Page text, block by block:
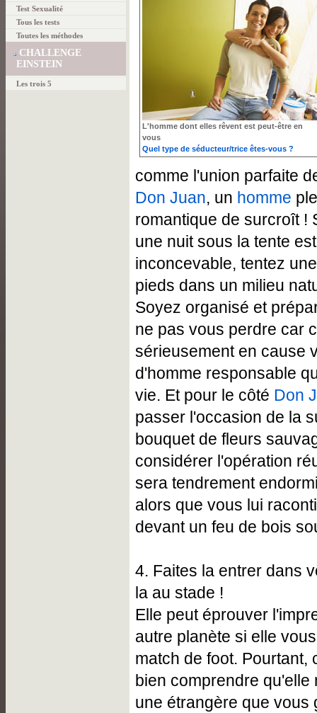
Test Sexualité
Tous les tests
Toutes les méthodes
CHALLENGE
EINSTEIN
Les trois 5
L'homme dont elles rêvent est peut-être en
vous
Quel type de séducteur/trice êtes-vous ?
comme l'union parfaite
Don Juan, un homme
romantique de surcroît !
une nuit sous la tente
inconcevable, tentez
pieds dans un milieu
Soyez organisé et
ne pas vous perdre car
sérieusement en cause
d'homme responsable
vie. Et pour le côté Don
passer l'occasion de la
bouquet de fleurs
considérer l'opération
sera tendrement
alors que vous lui
devant un feu de bois
4. Faites la entrer dans
la au stade !
Elle peut éprouver
autre planète si elle
match de foot. Pourtant,
bien comprendre qu'elle
une étrangère que vous